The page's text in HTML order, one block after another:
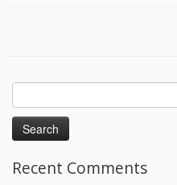
Search
for:
Recent Comments